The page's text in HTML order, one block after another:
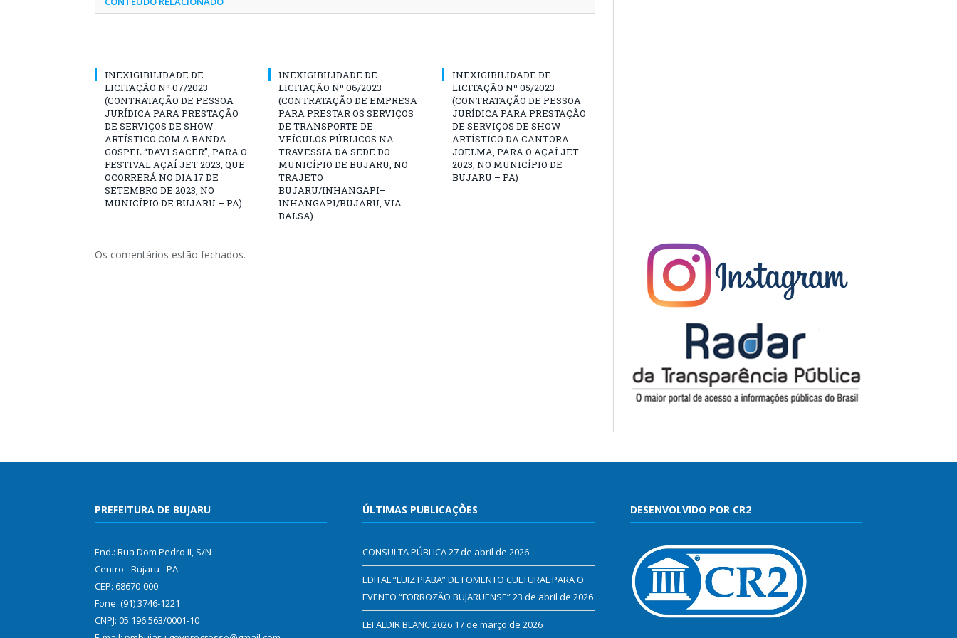
INEXIGIBILIDADE DE
LICITAÇÃO Nº 07/2023
(CONTRATAÇÃO DE PESSOA
JURÍDICA PARA PRESTAÇÃO
DE SERVIÇOS DE SHOW
ARTÍSTICO COM A BANDA
GOSPEL “DAVI SACER”, PARA O
FESTIVAL AÇAÍ JET 2023, QUE
OCORRERÁ NO DIA 17 DE
SETEMBRO DE 2023, NO
MUNICÍPIO DE BUJARU – PA)
INEXIGIBILIDADE DE
LICITAÇÃO Nº 06/2023
(CONTRATAÇÃO DE EMPRESA
PARA PRESTAR OS SERVIÇOS
DE TRANSPORTE DE
VEÍCULOS PÚBLICOS NA
TRAVESSIA DA SEDE DO
MUNICÍPIO DE BUJARU, NO
TRAJETO
BUJARU/INHANGAPI–
INHANGAPI/BUJARU, VIA
BALSA)
INEXIGIBILIDADE DE
LICITAÇÃO Nº 05/2023
(CONTRATAÇÃO DE PESSOA
JURÍDICA PARA PRESTAÇÃO
DE SERVIÇOS DE SHOW
ARTÍSTICO DA CANTORA
JOELMA, PARA O AÇAÍ JET
2023, NO MUNICÍPIO DE
BUJARU – PA)
Os comentários estão fechados.
PREFEITURA DE BUJARU
End.: Rua Dom Pedro II, S/N
Centro - Bujaru - PA
CEP: 68670-000
Fone: (91) 3746-1221
CNPJ: 05.196.563/0001-10
ÚLTIMAS PUBLICAÇÕES
CONSULTA PÚBLICA27 de abril de 2026
EDITAL “LUIZ PIABA” DE FOMENTO CULTURAL PARA O
EVENTO “FORROZÃO BUJARUENSE”23 de abril de 2026
LEI ALDIR BLANC 2026 17 de março de 2026
DESENVOLVIDO POR CR2